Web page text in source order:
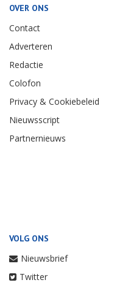
OVER ONS
Contact
Adverteren
Redactie
Colofon
Privacy & Cookiebeleid
Nieuwsscript
Partnernieuws
VOLG ONS
Nieuwsbrief
Twitter